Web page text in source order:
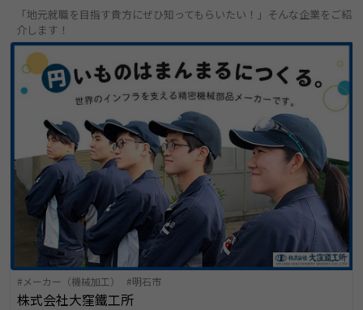
「地元就職を目指す貴方にぜひ知ってもらいたい！」そんな企業をご紹
介します！
メーカー（機械加工） 明石市
株式会社大窪鐵工所